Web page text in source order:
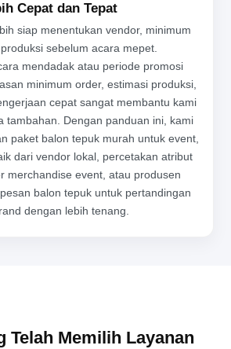
Cepat dan Tepat
siap menentukan vendor, minimum
sebelum acara mepet.
mendadak atau periode promosi
minimum order, estimasi produksi,
cepat sangat membantu kami
tambahan. Dengan panduan ini, kami
paket balon tepuk murah untuk event,
dari vendor lokal, percetakan atribut
merchandise event, atau produsen
balon tepuk untuk pertandingan
dengan lebih tenang.
Telah Memilih Layanan